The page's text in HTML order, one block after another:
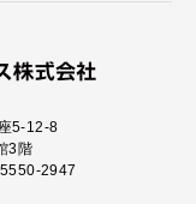
5-12-8
3階
2947